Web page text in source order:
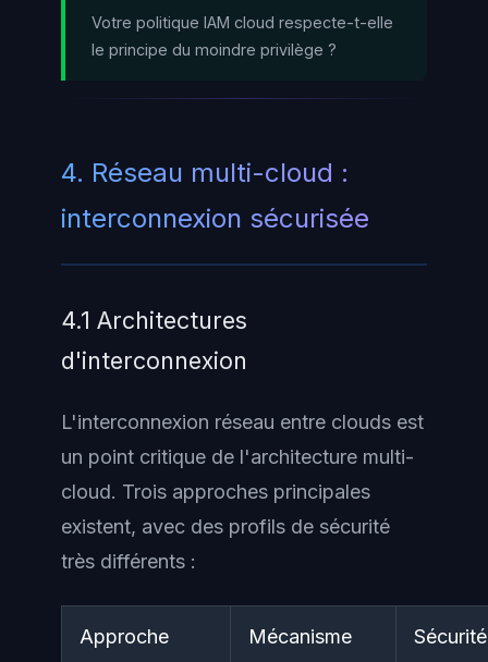
Votre politique IAM cloud respecte-t-elle
le principe du moindre privilège ?
4. Réseau multi-cloud :
interconnexion sécurisée
4.1 Architectures
d'interconnexion
L'interconnexion réseau entre clouds est
un point critique de l'architecture multi-
cloud. Trois approches principales
existent, avec des profils de sécurité
très différents :
Approche Mécanisme Sécurité